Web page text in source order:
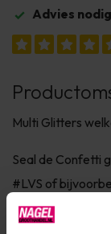
Advies
Multi Glitters
Seal de Confetti
#LVS of